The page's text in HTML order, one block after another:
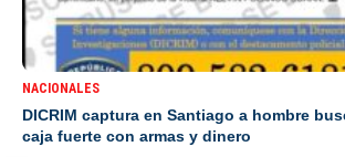
NACIONALES
DICRIM captura en Santiago a hombre
caja fuerte con armas y dinero